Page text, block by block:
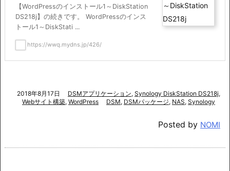
【WordPressのインストール1～DiskStation
DS218j】の続きです。 WordPressのインス
トール1～DiskStati ...
https://wwq.mydns.jp/426/
2018年8月17日 DSMアプリケーション, Synology DiskStation DS218j,
Webサイト構築, WordPress DSM, DSMパッケージ, NAS, Synology
Posted by NOMI